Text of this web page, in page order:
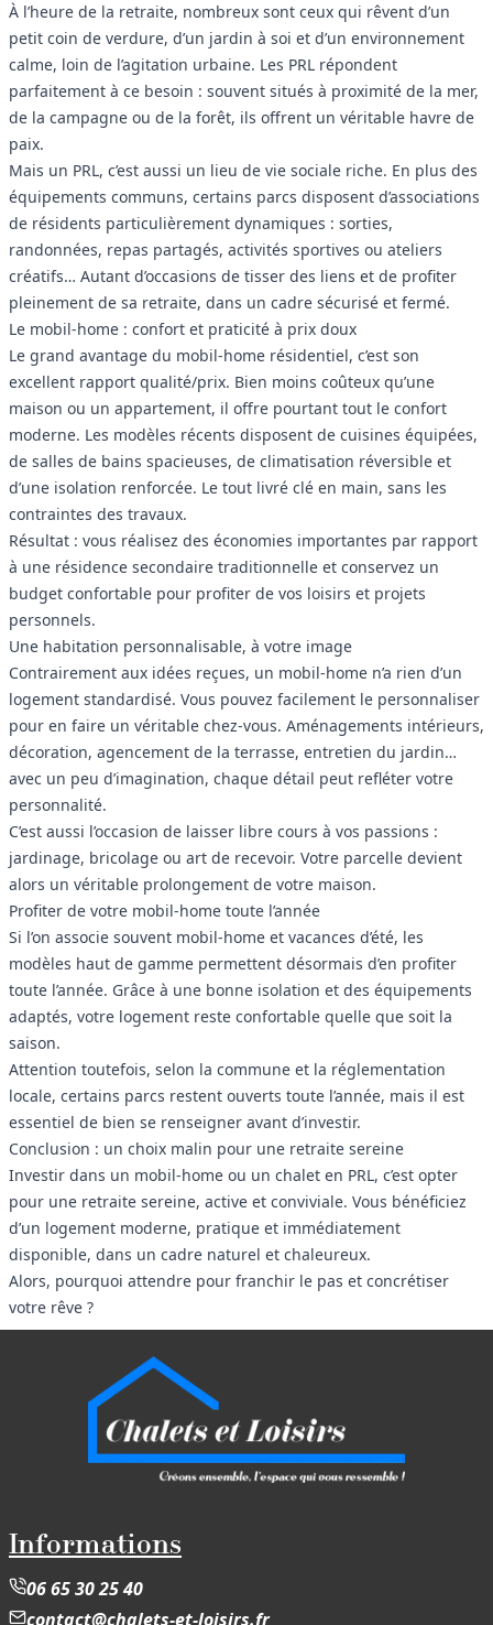
À l’heure de la retraite, nombreux sont ceux qui rêvent d’un
petit coin de verdure, d’un jardin à soi et d’un environnement
calme, loin de l’agitation urbaine. Les PRL répondent
parfaitement à ce besoin : souvent situés à proximité de la mer,
de la campagne ou de la forêt, ils offrent un véritable havre de
paix.
Mais un PRL, c’est aussi un lieu de vie sociale riche. En plus des
équipements communs, certains parcs disposent d’associations
de résidents particulièrement dynamiques : sorties,
randonnées, repas partagés, activités sportives ou ateliers
créatifs… Autant d’occasions de tisser des liens et de profiter
pleinement de sa retraite, dans un cadre sécurisé et fermé.
Le mobil-home : confort et praticité à prix doux
Le grand avantage du mobil-home résidentiel, c’est son
excellent rapport qualité/prix. Bien moins coûteux qu’une
maison ou un appartement, il offre pourtant tout le confort
moderne. Les modèles récents disposent de cuisines équipées,
de salles de bains spacieuses, de climatisation réversible et
d’une isolation renforcée. Le tout livré clé en main, sans les
contraintes des travaux.
Résultat : vous réalisez des économies importantes par rapport
à une résidence secondaire traditionnelle et conservez un
budget confortable pour profiter de vos loisirs et projets
personnels.
Une habitation personnalisable, à votre image
Contrairement aux idées reçues, un mobil-home n’a rien d’un
logement standardisé. Vous pouvez facilement le personnaliser
pour en faire un véritable chez-vous. Aménagements intérieurs,
décoration, agencement de la terrasse, entretien du jardin…
avec un peu d’imagination, chaque détail peut refléter votre
personnalité.
C’est aussi l’occasion de laisser libre cours à vos passions :
jardinage, bricolage ou art de recevoir. Votre parcelle devient
alors un véritable prolongement de votre maison.
Profiter de votre mobil-home toute l’année
Si l’on associe souvent mobil-home et vacances d’été, les
modèles haut de gamme permettent désormais d’en profiter
toute l’année. Grâce à une bonne isolation et des équipements
adaptés, votre logement reste confortable quelle que soit la
saison.
Attention toutefois, selon la commune et la réglementation
locale, certains parcs restent ouverts toute l’année, mais il est
essentiel de bien se renseigner avant d’investir.
Conclusion : un choix malin pour une retraite sereine
Investir dans un mobil-home ou un chalet en PRL, c’est opter
pour une retraite sereine, active et conviviale. Vous bénéficiez
d’un logement moderne, pratique et immédiatement
disponible, dans un cadre naturel et chaleureux.
Alors, pourquoi attendre pour franchir le pas et concrétiser
votre rêve ?
Informations
06 65 30 25 40
contact@chalets-et-loisirs.fr